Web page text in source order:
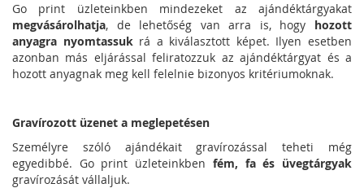
Go print üzleteinkben mindezeket az ajándéktárgyakat
megvásárolhatja, de lehetőség van arra is, hogy hozott
anyagra nyomtassukrá a kiválasztott képet. Ilyen esetben
azonban más eljárással feliratozzuk az ajándéktárgyat és a
hozott anyagnak meg kell felelnie bizonyos kritériumoknak.
Gravírozott üzenet a meglepetésen
Személyre szóló ajándékait gravírozással teheti még
egyedibbé. Go print üzleteinkben fém, fa és üvegtárgyak
gravírozását vállaljuk.